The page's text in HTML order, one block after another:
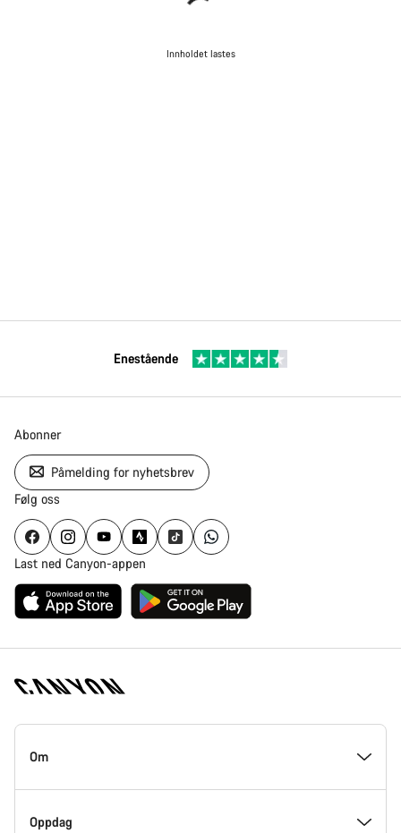
Innholdet lastes
Enestående
Abonner
Påmelding for nyhetsbrev
Følg oss
Last ned Canyon-appen
Canyon
hjemmeside
bunndel
Om
På innsiden av Canyon
Oppdag